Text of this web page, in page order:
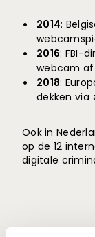
2014:
2016: FBI-
webcam af
2018:
dekken
Ook in
op de 12
digitale